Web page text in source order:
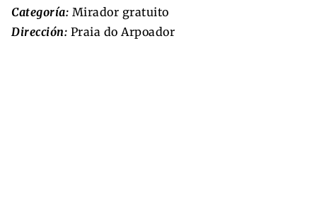
Categoría: Mirador gratuito
Dirección: Praia do Arpoador